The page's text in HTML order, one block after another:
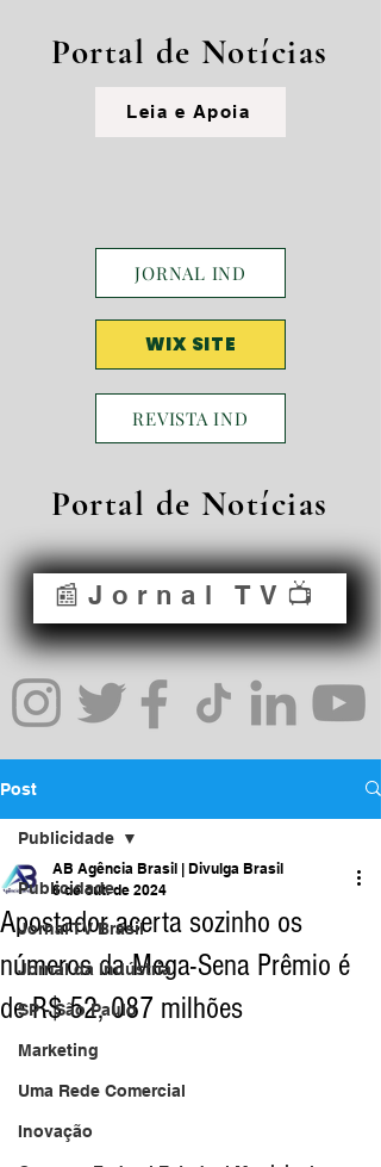
Portal de Notícias
Leia e Apoia
JORNAL IND
WIX SITE
REVISTA IND
Portal de Notícias
📰Jornal TV📺
Post
Publicidade
Jornal TV Brasil
Jornal da Indústria
SP - São Paulo
Marketing
Uma Rede Comercial
Inovação
Publicidade
Apostador acerta sozinho os
números da Mega-Sena Prêmio é
de R$ 52, 087 milhões
AB Agência Brasil | Divulga Brasil
6 de out. de 2024